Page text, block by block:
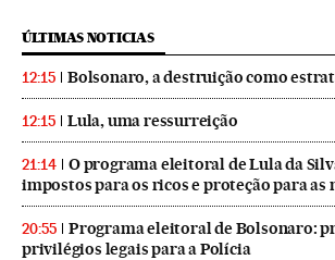
ÚLTIMAS NOTICIAS
12:15 Bolsonaro, a destruição como
12:15 Lula, uma ressurreição
21:14
O programa eleitoral de Lula da
impostos para os ricos e proteção para as
20:55
Programa eleitoral de Bolsonaro:
privilégios legais para a Polícia